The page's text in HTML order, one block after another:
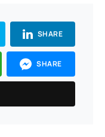
SHARE
SHARE